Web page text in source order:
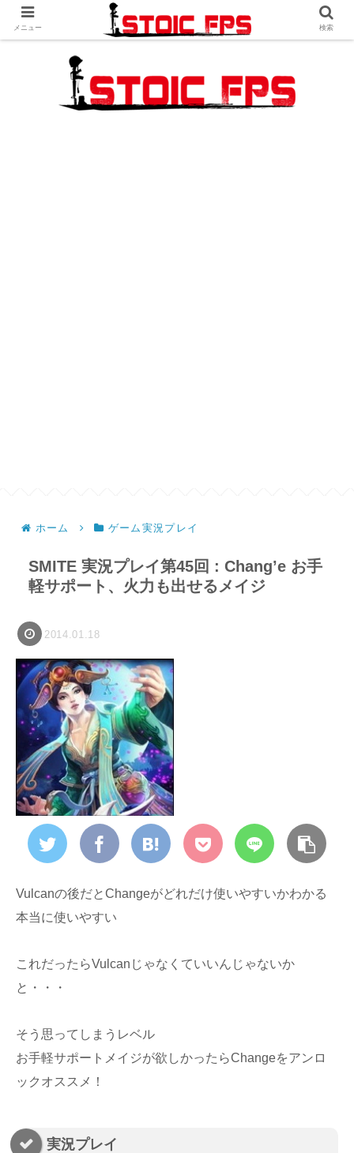
ホーム ゲーム実況プレイ
SMITE 実況プレイ第45回 : Chang’e お手
軽サポート、火力も出せるメイジ
2014.01.18
Vulcanの後だとChangeがどれだけ使いやすいかわかる
本当に使いやすい
これだったらVulcanじゃなくていいんじゃないか
と・・・
そう思ってしまうレベル
お手軽サポートメイジが欲しかったらChangeをアンロ
ックオススメ！
実況プレイ
メニュー 検索